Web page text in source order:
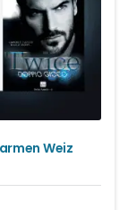
Weiz